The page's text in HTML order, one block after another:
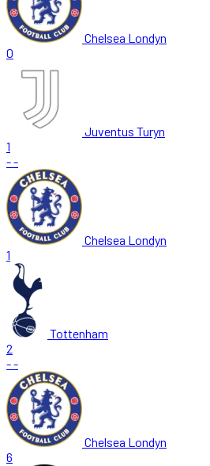
Chelsea Londyn
0
Juventus Turyn
1
--
Chelsea Londyn
1
Tottenham
2
--
Chelsea Londyn
6